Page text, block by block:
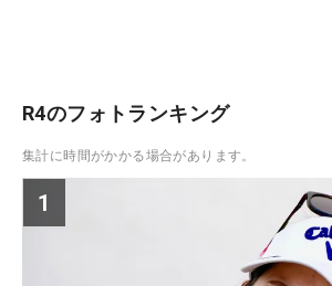
R4のフォトランキング
集計に時間がかかる場合があります。
1